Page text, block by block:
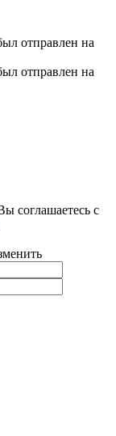
отправлен на
отправлен на
соглашаетесь c